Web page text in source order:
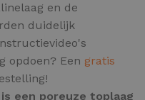
en de
duidelijk
opdoen? Een gratis
een poreuze toplaag